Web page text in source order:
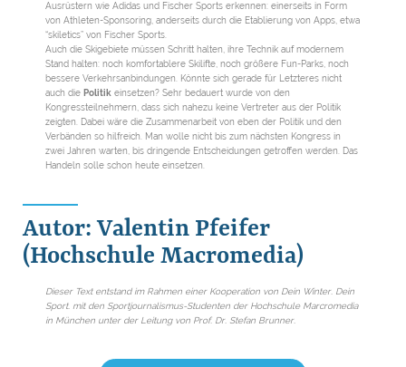
Ausrüstern wie Adidas und Fischer Sports erkennen: einerseits in Form
von Athleten-Sponsoring, anderseits durch die Etablierung von Apps, etwa
“skiletics” von Fischer Sports.
Auch die Skigebiete müssen Schritt halten, ihre Technik auf modernem
Stand halten: noch komfortablere Skilifte, noch größere Fun-Parks, noch
bessere Verkehrsanbindungen. Könnte sich gerade für Letzteres nicht
auch die Politik einsetzen? Sehr bedauert wurde von den
Kongressteilnehmern, dass sich nahezu keine Vertreter aus der Politik
zeigten. Dabei wäre die Zusammenarbeit von eben der Politik und den
Verbänden so hilfreich. Man wolle nicht bis zum nächsten Kongress in
zwei Jahren warten, bis dringende Entscheidungen getroffen werden. Das
Handeln solle schon heute einsetzen.
Autor: Valentin Pfeifer
(Hochschule Macromedia)
Dieser Text entstand im Rahmen einer Kooperation von Dein Winter. Dein
Sport. mit den Sportjournalismus-Studenten der Hochschule Marcromedia
in München unter der Leitung von Prof. Dr. Stefan Brunner.